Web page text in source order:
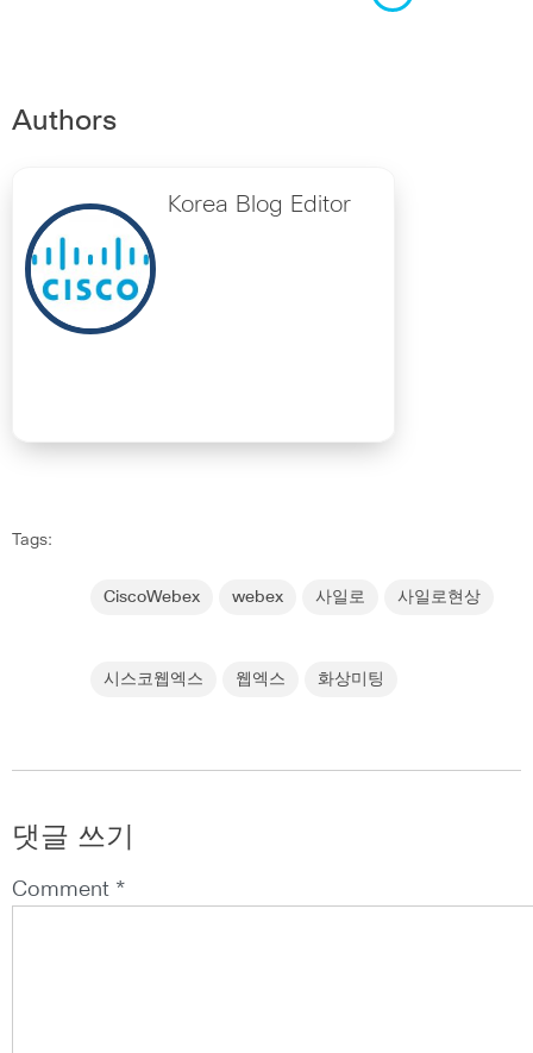
Authors
Korea Blog Editor
Tags:
CiscoWebex webex 사일로 사일로현상
시스코웹엑스 웹엑스 화상미팅
댓글 쓰기
Comment *